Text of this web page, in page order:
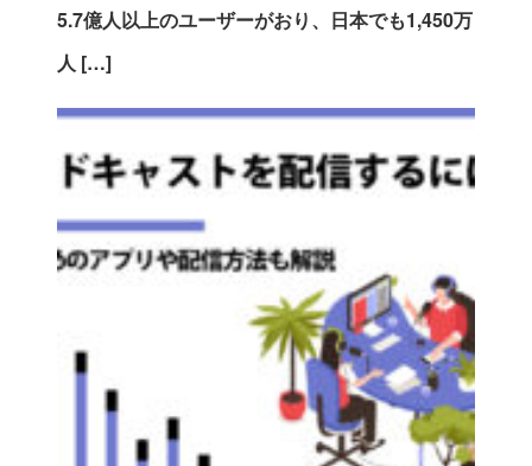
5.7億人以上のユーザーがおり、日本でも1,450万
人 […]